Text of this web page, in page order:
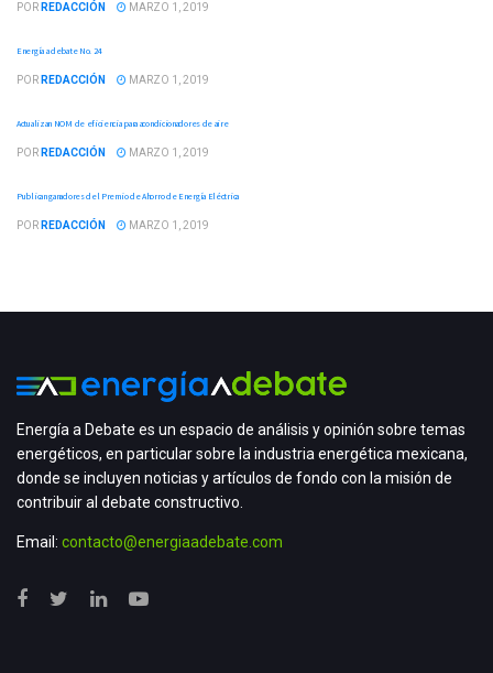
POR REDACCIÓN MARZO 1, 2019
Energía a debate No. 24
POR REDACCIÓN MARZO 1, 2019
Actualizan NOM de eficiencia para acondicionadores de aire
POR REDACCIÓN MARZO 1, 2019
Publican ganadores del Premio de Ahorro de Energía Eléctrica
POR REDACCIÓN MARZO 1, 2019
Energía a Debate es un espacio de análisis y opinión sobre temas
energéticos, en particular sobre la industria energética mexicana,
donde se incluyen noticias y artículos de fondo con la misión de
contribuir al debate constructivo.
Email: contacto@energiaadebate.com